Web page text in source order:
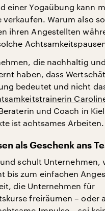
einer Yogaübung kann
verkaufen. Warum also
ihren Angestellten
die nachhaltig
haben, dass
bedeutet und nicht
und Coach in
ist achtsames Arbeiten.
als Geschenk ans
schult Unternehmen,
bis zum einfachen
die Unternehmen für
freiräumen – oder